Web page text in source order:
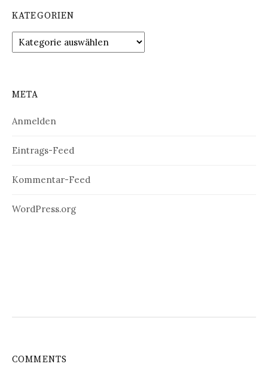
KATEGORIEN
Kategorien
META
Anmelden
Eintrags-Feed
Kommentar-Feed
WordPress.org
COMMENTS